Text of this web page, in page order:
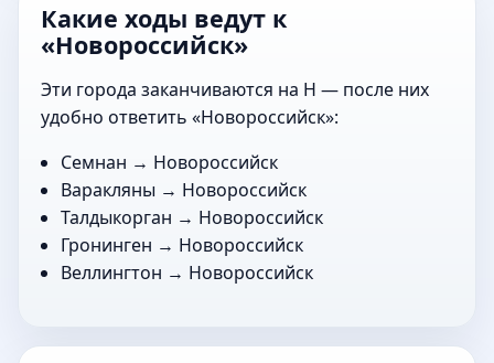
Какие ходы ведут к
«Новороссийск»
Эти города заканчиваются на Н — после них
удобно ответить «Новороссийск»:
Семнан → Новороссийск
Варакляны → Новороссийск
Талдыкорган → Новороссийск
Гронинген → Новороссийск
Веллингтон → Новороссийск